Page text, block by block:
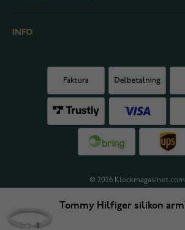
INFO
© 2026 Klockmagasinet.com